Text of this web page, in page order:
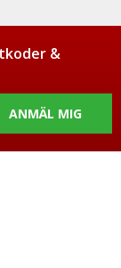
&
ANMÄL MIG